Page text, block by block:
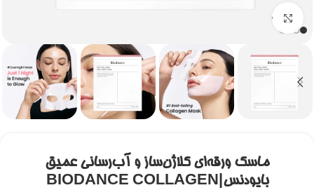
برای بزرگنمایی کلیک کنید
ماسک ورقه‌ای کلاژن‌ساز و آب‌رسانی عمیق
بایودنس|BIODANCE COLLAGEN